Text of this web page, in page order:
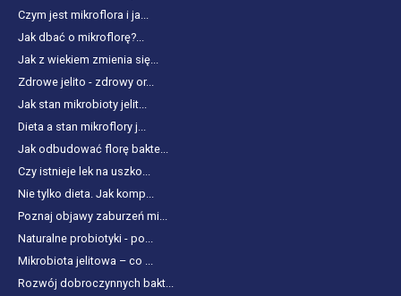
Czym jest mikroflora i ja...
Jak dbać o mikroflorę?...
Jak z wiekiem zmienia się...
Zdrowe jelito - zdrowy or...
Jak stan mikrobioty jelit...
Dieta a stan mikroflory j...
Jak odbudować florę bakte...
Czy istnieje lek na uszko...
Nie tylko dieta. Jak komp...
Poznaj objawy zaburzeń mi...
Naturalne probiotyki - po...
Mikrobiota jelitowa – co ...
Rozwój dobroczynnych bakt...